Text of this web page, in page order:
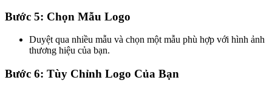
Bước 5: Chọn Mẫu Logo
Duyệt qua nhiều mẫu và chọn một mẫu phù hợp với hình ảnh
thương hiệu của bạn.
Bước 6: Tùy Chỉnh Logo Của Bạn